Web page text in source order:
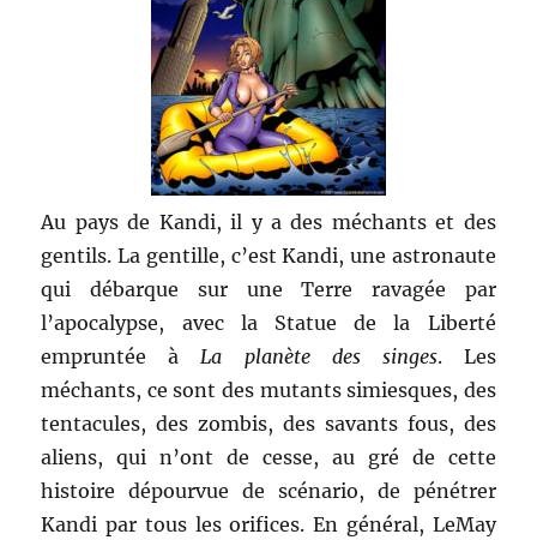
Au pays de Kandi, il y a des méchants et des
gentils. La gentille, c’est Kandi, une astronaute
qui débarque sur une Terre ravagée par
l’apocalypse, avec la Statue de la Liberté
empruntée àLa planète des singes. Les
méchants, ce sont des mutants simiesques, des
tentacules, des zombis, des savants fous, des
aliens, qui n’ont de cesse, au gré de cette
histoire dépourvue de scénario, de pénétrer
Kandi par tous les orifices. En général, LeMay